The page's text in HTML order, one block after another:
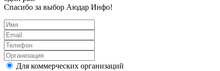
Спасибо за выбор Аюдар Инфо!
Для коммерческих организаций